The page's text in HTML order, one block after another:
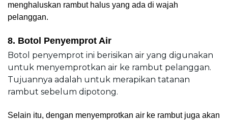
menghaluskan rambut halus yang ada di wajah
pelanggan.
8. Botol Penyemprot Air
Botol penyemprot ini berisikan air yang digunakan
untuk menyemprotkan air ke rambut pelanggan.
Tujuannya adalah untuk merapikan tatanan
rambut sebelum dipotong.
Selain itu, dengan menyemprotkan air ke rambut juga akan